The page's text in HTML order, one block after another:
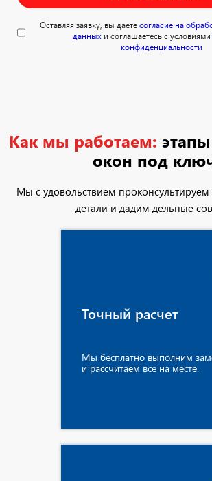
Оставляя заявку, вы даётесогласие на
данных и соглашаетесь с условиями
конфиденциальности
Как мы работаем:
окон под
Мы с удовольствием проконсультируем
детали и дадим дельные
Точный расчет
Мы бесплатно выполним
и рассчитаем все на месте.